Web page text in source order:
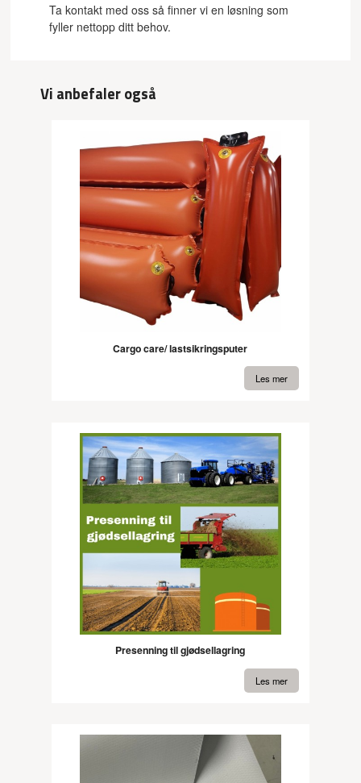
Ta kontakt med oss så finner vi en løsning som
fyller nettopp ditt behov.
Vi anbefaler også
Cargo care/ lastsikringsputer
Les mer
Presenning til gjødsellagring
Les mer